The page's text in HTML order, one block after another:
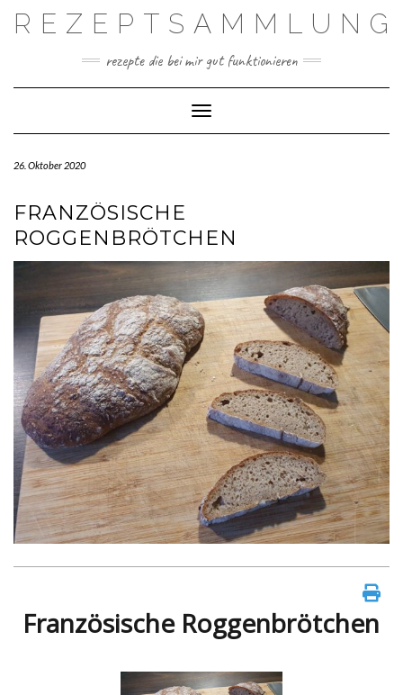
REZEPTSAMMLUNG
rezepte die bei mir gut funktionieren
Toggle Navigation
26. Oktober 2020
FRANZÖSISCHE
ROGGENBRÖTCHEN
Französische Roggenbrötchen